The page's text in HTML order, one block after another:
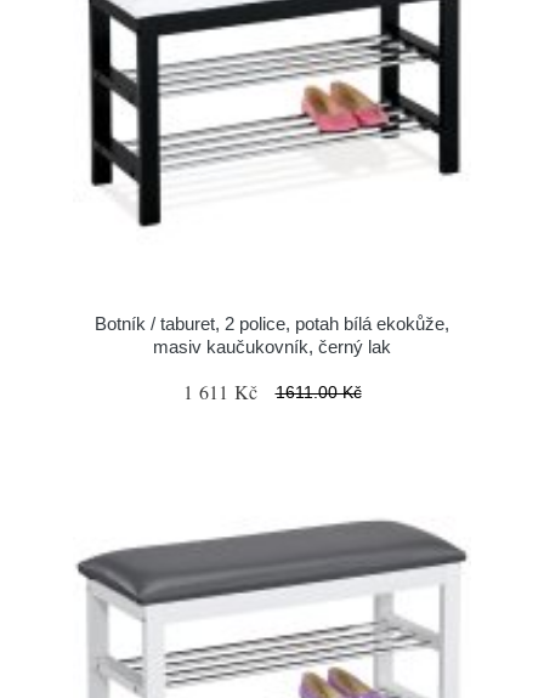
Botník / taburet, 2 police, potah bílá ekokůže,
masiv kaučukovník, černý lak
1 611 Kč 1611.00 Kč